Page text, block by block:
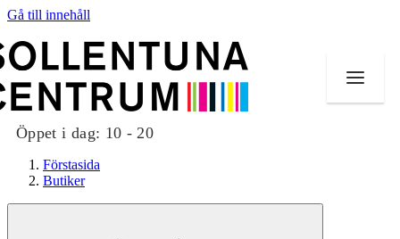
Gå till innehåll
Öppet i dag: 10 - 20
Förstasida
Butiker